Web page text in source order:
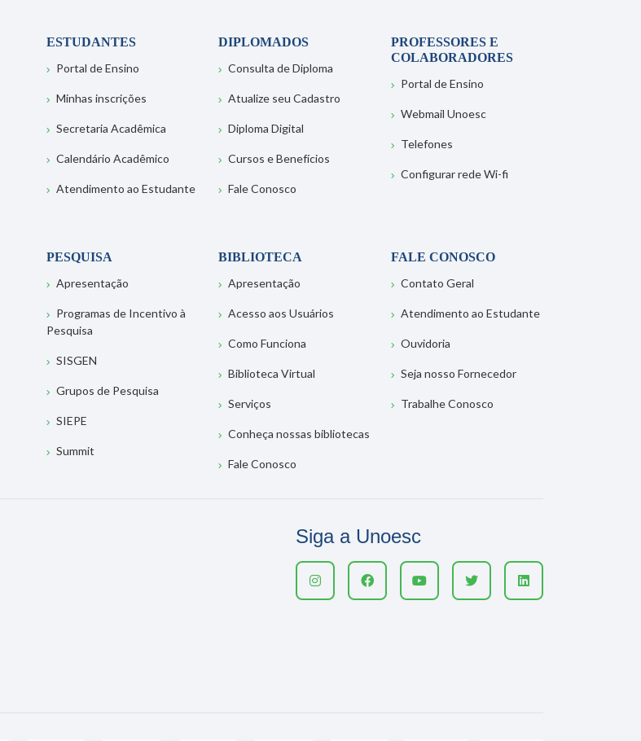
ESTUDANTES
Portal de Ensino
Minhas inscrições
Secretaria Acadêmica
Calendário Acadêmico
Atendimento ao Estudante
DIPLOMADOS
Consulta de Diploma
Atualize seu Cadastro
Diploma Digital
Cursos e Benefícios
Fale Conosco
PROFESSORES E
COLABORADORES
Portal de Ensino
Webmail Unoesc
Telefones
Configurar rede Wi-fi
PESQUISA
Apresentação
Programas de Incentivo à
Pesquisa
SISGEN
Grupos de Pesquisa
SIEPE
Summit
BIBLIOTECA
Apresentação
Acesso aos Usuários
Como Funciona
Biblioteca Virtual
Serviços
Conheça nossas bibliotecas
Fale Conosco
FALE CONOSCO
Contato Geral
Atendimento ao Estudante
Ouvidoria
Seja nosso Fornecedor
Trabalhe Conosco
Siga a Unoesc